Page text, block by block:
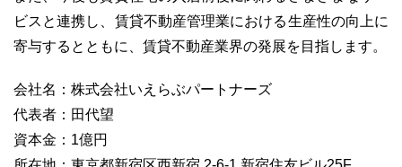
ビスと連携し、賃貸不動産管理業における生産性の向上に
寄与するとともに、賃貸不動産業界の発展を目指します。
会社名：株式会社いえらぶパートナーズ
代表者：田代望
資本金：1億円